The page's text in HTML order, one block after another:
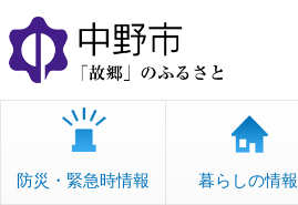
本
文
へ
移
防災・緊急時情報 暮らしの情報